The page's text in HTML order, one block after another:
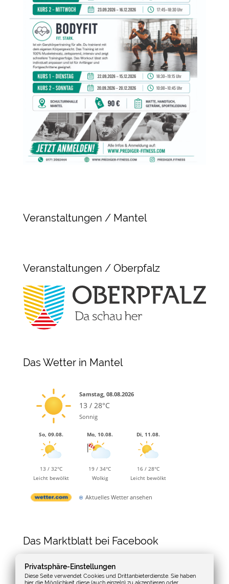
Veranstaltungen / Mantel
Veranstaltungen / Oberpfalz
Das Wetter in Mantel
Samstag, 08.08.2026
13 / 28°C
Sonnig
So, 09.08.
13 / 32°C
Leicht bewölkt
Mo, 10.08.
19 / 34°C
Wolkig
Di, 11.08.
16 / 28°C
Leicht bewölkt
Aktuelles Wetter ansehen
Das Marktblatt bei Facebook
Privatsphäre-Einstellungen
Diese Seite verwendet Cookies und Drittanbieterdienste. Sie haben
hier die Möglichkeit diese (auch einzeln) zu akzeptieren oder